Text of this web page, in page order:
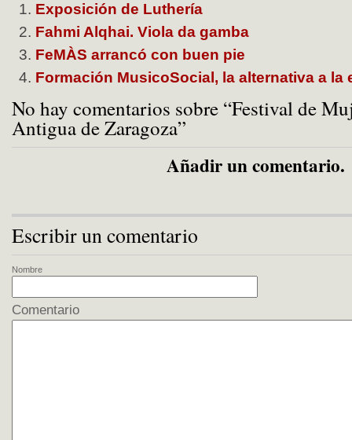
Exposición de Luthería
Fahmi Alqhai. Viola da gamba
FeMÀS arrancó con buen pie
Formación MusicoSocial, la alternativa a la
No hay comentarios sobre “Festival de
Antigua de Zaragoza”
Añadir un comentario.
Escribir un comentario
Nombre
Comentario